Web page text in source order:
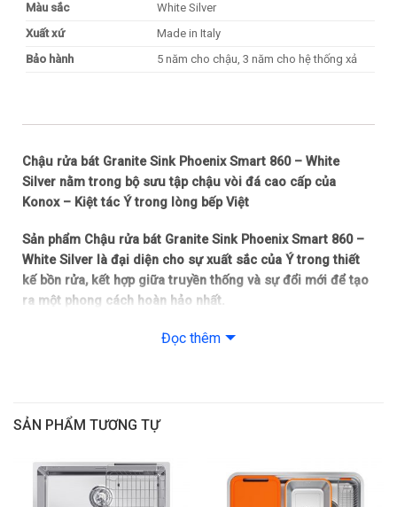
Màu sắc
White Silver
Xuất xứ
Made in Italy
Bảo hành
5 năm cho chậu, 3 năm cho hệ thống xả
Chậu rửa bát Granite Sink Phoenix Smart 860 – White
Silver nằm trong bộ sưu tập chậu vòi đá cao cấp của
Konox – Kiệt tác Ý trong lòng bếp Việt
Sản phẩm Chậu rửa bát Granite Sink Phoenix Smart 860 –
White Silver là đại diện cho sự xuất sắc của Ý trong thiết
kế bồn rửa, kết hợp giữa truyền thống và sự đổi mới để tạo
ra một phong cách hoàn hảo nhất.
Bộ sưu tập chậu đá Phoenix với kích thước phổ biến phù
Silver với hai hố chậu dung tích đủ lớn cho phép bạn rửa
các vật dụng nhà bếp và chế biến thực phẩm sống. Ngoài
thượng nhất, đây xứng đáng là điểm nhấn cho gian bếp của
gia đình bạn
Đọc thêm
SẢN PHẨM TƯƠNG TỰ